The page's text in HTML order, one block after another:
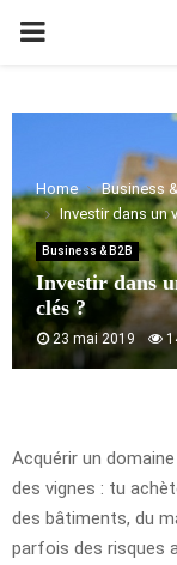
PRIMARY
Home
Business
Investir dans un
Business & B2B
Investir dans
clés ?
23 mai 2019
Acquérir un
des vignes : tu
des bâtiments, du
parfois des risques